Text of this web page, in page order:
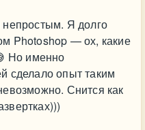
Я долго
Photoshop — ох, какие
Но именно
сделало опыт таким
Снится как